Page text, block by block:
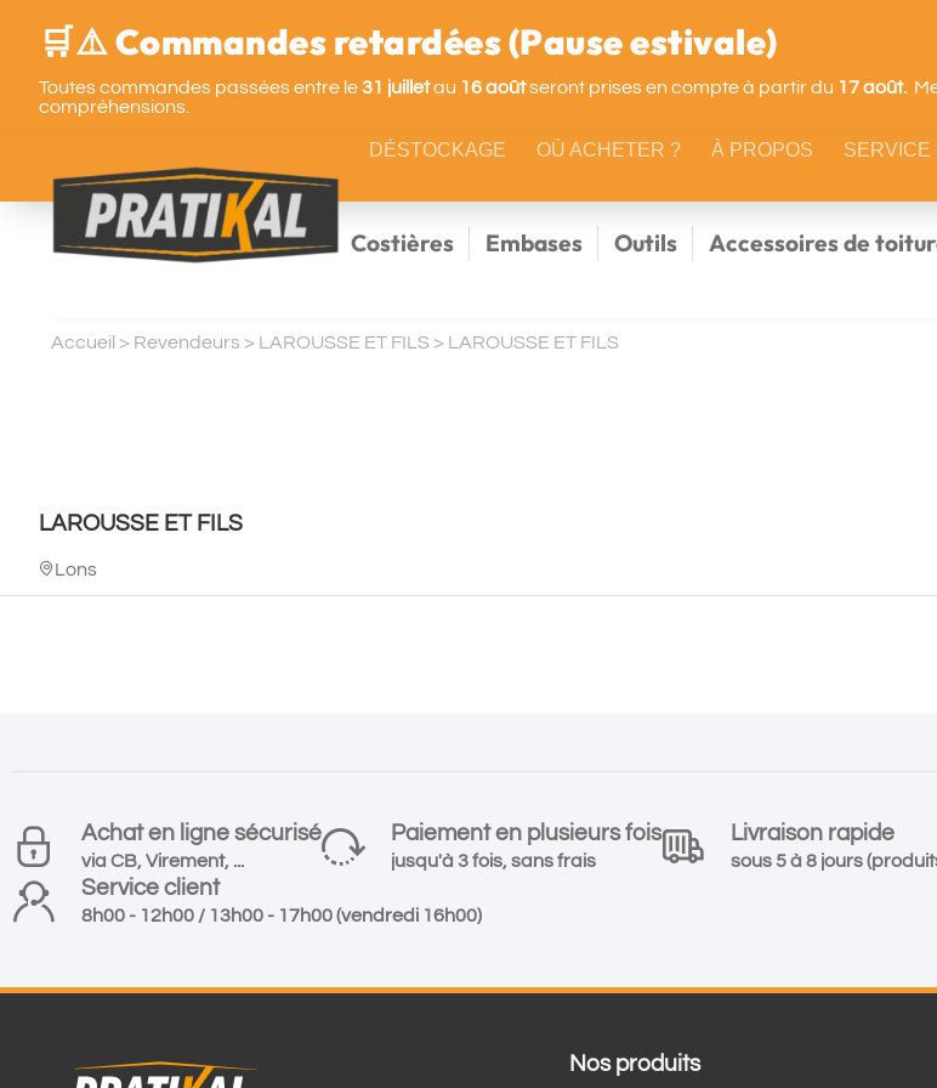
🛒⚠️ Commandes retardées (Pause estivale)
Toutes commandes passées entre le31 juilletau 16 aoûtseront prises en compte à partir du 17 août.
compréhensions.
DÉSTOCKAGE OÙ ACHETER ? À PROPOS SERVICE
Costières Embases Outils Accessoires de
Accueil > Revendeurs > LAROUSSE ET FILS > LAROUSSE ET FILS
LAROUSSE ET FILS
Lons
Achat en ligne sécurisé
via CB, Virement, ...
Paiement en plusieurs fois
jusqu'à 3 fois, sans frais
Livraison rapide
sous 5 à 8 jours
Service client
8h00 - 12h00 / 13h00 - 17h00 (vendredi 16h00)
Nos produits